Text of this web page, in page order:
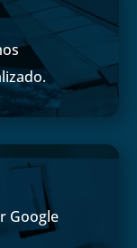
Google